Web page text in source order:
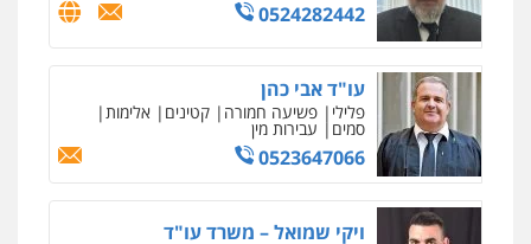
0524282442
עו"ד אבי כהן
פלילי פשיעה חמורה קטינים אלימות
סמים עבירות מין
0523647066
ויקי שמואל – משרד עו"ד
טיפול בהתמכרויות שירותים מקצועיים
לעורכי דין
0504062539
עו"ד ד"ר אבי שקד
עבירות כלכליות הלבנת הון חילוטים